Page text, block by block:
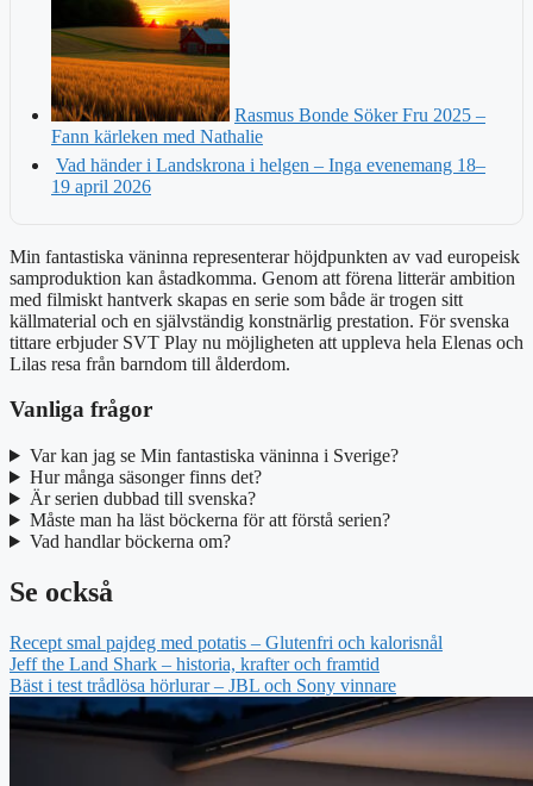
Rasmus Bonde Söker Fru 2025 –
Fann kärleken med Nathalie
Vad händer i Landskrona i helgen – Inga evenemang 18–
19 april 2026
Min fantastiska väninna representerar höjdpunkten av vad europeisk
samproduktion kan åstadkomma. Genom att förena litterär ambition
med filmiskt hantverk skapas en serie som både är trogen sitt
källmaterial och en självständig konstnärlig prestation. För svenska
tittare erbjuder SVT Play nu möjligheten att uppleva hela Elenas och
Lilas resa från barndom till ålderdom.
Vanliga frågor
Var kan jag se Min fantastiska väninna i Sverige?
Hur många säsonger finns det?
Är serien dubbad till svenska?
Måste man ha läst böckerna för att förstå serien?
Vad handlar böckerna om?
Se också
Recept smal pajdeg med potatis – Glutenfri och kalorisnål
Jeff the Land Shark – historia, krafter och framtid
Bäst i test trådlösa hörlurar – JBL och Sony vinnare